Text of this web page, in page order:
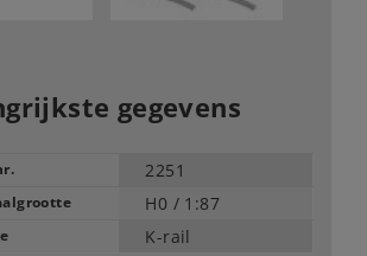
gegevens
2251
H0 / 1:87
K-rail